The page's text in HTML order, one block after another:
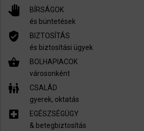
pan_tool
BÍRSÁGOK
és büntetések
verified_user
BIZTOSÍTÁS
és biztosítási ügyek
shopping_basket
BOLHAPIACOK
városonként
family_restroom
CSALÁD
gyerek, oktatás
local_hospital
EGÉSZSÉGÜGY
​& betegbiztosítás